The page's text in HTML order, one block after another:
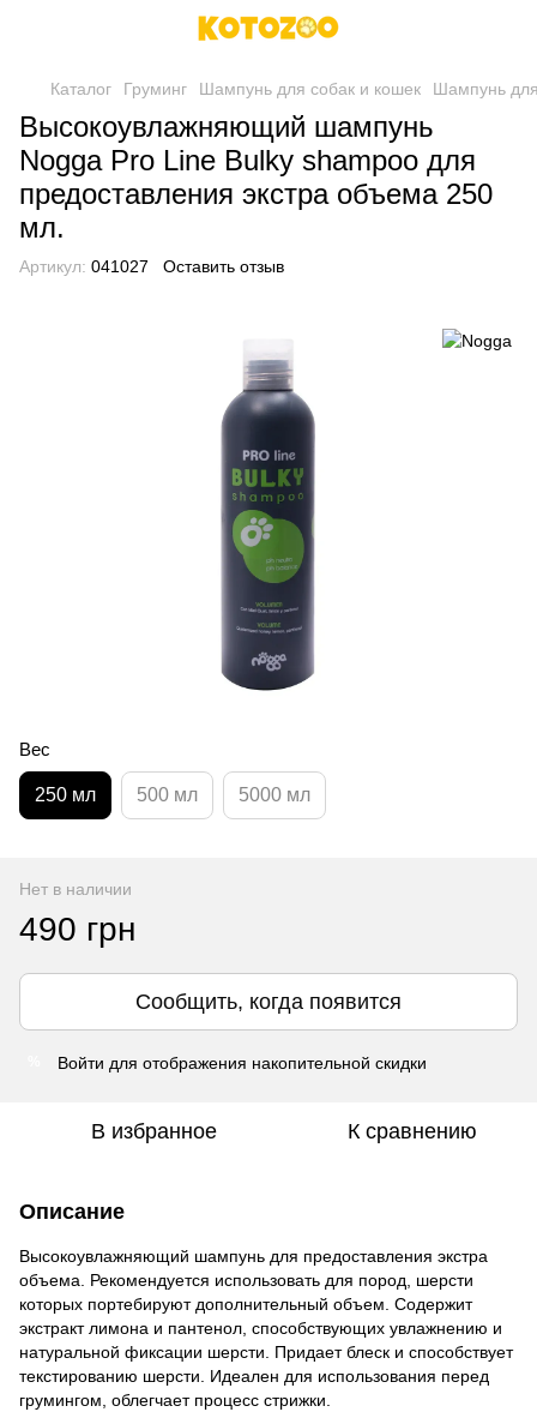
Каталог Груминг Шампунь для собак и кошек Шампунь
Высокоувлажняющий шампунь
Nogga Pro Line Bulky shampoo для
предоставления экстра объема 250
мл.
Артикул: 041027 Оставить отзыв
Вес
250 мл 500 мл 5000 мл
Нет в наличии
490 грн
Сообщить, когда появится
Войти для отображения накопительной скидки
В избранное К сравнению
Описание
Высокоувлажняющий шампунь для предоставления экстра
объема. Рекомендуется использовать для пород, шерсти
которых портебируют дополнительный объем. Содержит
экстракт лимона и пантенол, способствующих увлажнению и
натуральной фиксации шерсти. Придает блеск и способствует
текстированию шерсти. Идеален для использования перед
грумингом, облегчает процесс стрижки.